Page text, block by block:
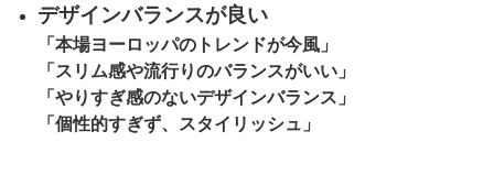
デザインバランスが良い
「本場ヨーロッパのトレンドが今風」
「スリム感や流行りのバランスがいい」
「やりすぎ感のないデザインバランス」
「個性的すぎず、スタイリッシュ」